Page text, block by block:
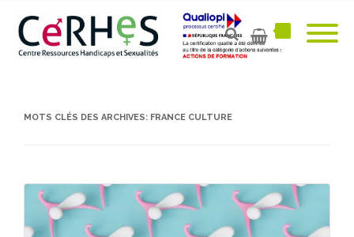
PhoneFacebookTwitterYoutube
MOTS CLÉS DES ARCHIVES: FRANCE CULTURE